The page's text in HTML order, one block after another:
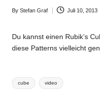
Posted
By Stefan Graf Juli 10, 2013
Du kannst einen Rubik’s
diese Patterns vielleicht
Tags:
cube video